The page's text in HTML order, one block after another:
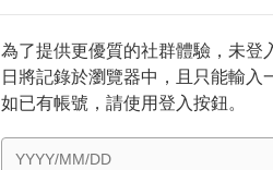
為了提供更優質的社群體驗，未
日將記錄於瀏覽器中，且只能輸入
如已有帳號，請使用登入按鈕。